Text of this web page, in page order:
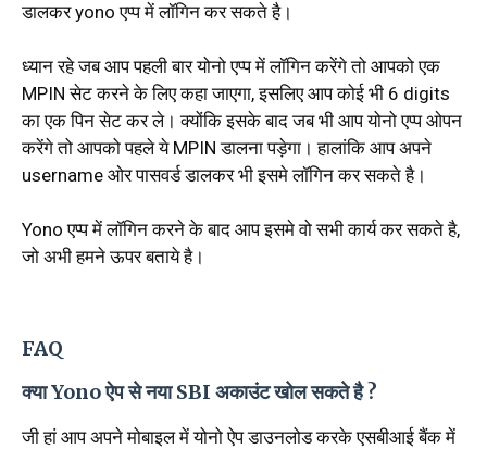
डालकर yono एप्प में लॉगिन कर सकते है।
ध्यान रहे जब आप पहली बार योनो एप्प में लॉगिन करेंगे तो आपको एक
MPIN सेट करने के लिए कहा जाएगा, इसलिए आप कोई भी 6 digits
का एक पिन सेट कर ले। क्योंकि इसके बाद जब भी आप योनो एप्प ओपन
करेंगे तो आपको पहले ये MPIN डालना पड़ेगा। हालांकि आप अपने
username ओर पासवर्ड डालकर भी इसमे लॉगिन कर सकते है।
Yono एप्प में लॉगिन करने के बाद आप इसमे वो सभी कार्य कर सकते है,
जो अभी हमने ऊपर बताये है।
FAQ
क्या Yono ऐप से नया SBI अकाउंट खोल सकते है ?
जी हां आप अपने मोबाइल में योनो ऐप डाउनलोड करके एसबीआई बैंक में